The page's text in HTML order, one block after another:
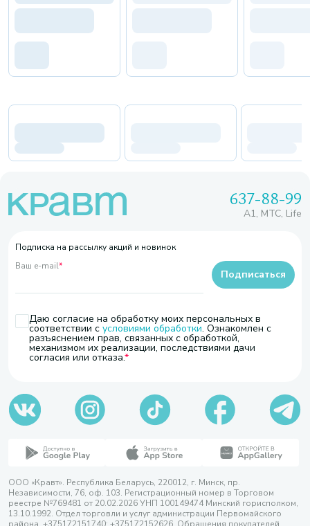
637-88-99
A1, МТС, Life
Подписка на рассылку акций и новинок
Ваш e-mail*
Даю согласие на обработку моих персональных в
соответствии с условиями обработки. Ознакомлен с
разъяснением прав, связанных с обработкой,
механизмом их реализации, последствиями дачи
согласия или отказа.
Подписаться
ООО «Кравт». Республика Беларусь, 220012, г. Минск, пр.
Независимости, 76, оф. 103. Регистрационный номер в Торговом
реестре №769481 от 20.02.2026 УНП 100149474 Минский горисполком,
13.10.1992. Отдел торговли и услуг администрации Первомайского